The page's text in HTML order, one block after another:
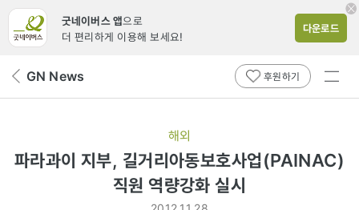
굿네이버스 앱으로
더 편리하게 이용해 보세요!
다운로드
뒤 GN News 후원하기
전체
해외
파라과이 지부, 길거리아동보호사업(PAINAC)
직원 역량강화 실시